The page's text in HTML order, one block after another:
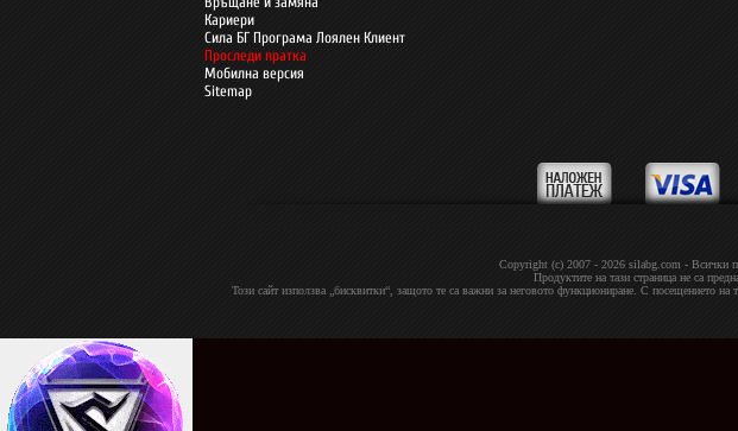
Кариери
Сила БГ Програма Лоялен Клиент
Проследи пратка
Мобилна версия
Sitemap
Copyright (c) 2007 - 2026 silabg.com - Всички
Продуктите на тази страница не са
Този сайт използва „бисквитки“, защото те са важни за неговото функциониране. С посещението на